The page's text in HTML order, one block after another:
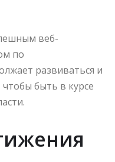
веб-
по
развиваться и
быть в курсе